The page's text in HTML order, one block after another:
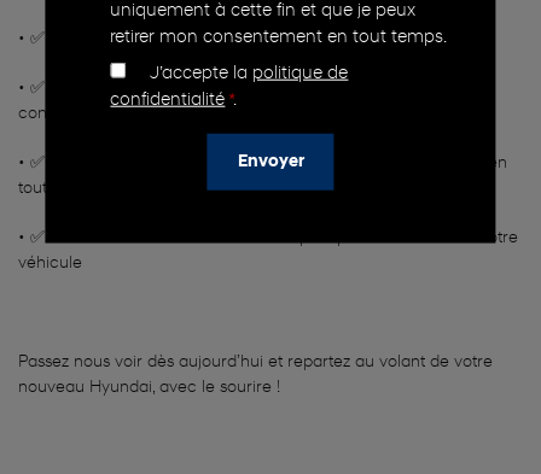
• ✅ Programme de fidélité et offres exclusives pour nos clients
• ✅ Équipe dévouée et transparente, toujours là pour vous
conseiller
• ✅ Essais routiers sans pression – vivez l’expérience Hyundai en
toute confiance
• ✅ Centre de service moderne et rapide pour l’entretien de votre
véhicule
Passez nous voir dès aujourd’hui et repartez au volant de votre
nouveau Hyundai, avec le sourire !
uniquement à cette fin et que je peux
retirer mon consentement en tout temps.
J’accepte la politique de
confidentialité *.